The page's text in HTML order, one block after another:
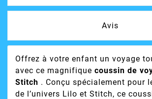
Avis
Offrez à votre enfant un voyage
avec ce magnifique coussin de
Stitch . Conçu spécialement pour
de l’univers Lilo et Stitch, ce